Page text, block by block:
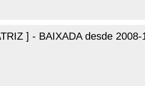
] - BAIXADA desde 2008-